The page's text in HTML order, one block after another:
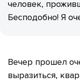
человек,
Бесподобно! Я
Вечер прошел
выразиться,